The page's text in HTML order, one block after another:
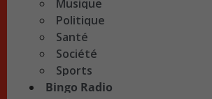
Musique
Politique
Santé
Société
Sports
Bingo Radio